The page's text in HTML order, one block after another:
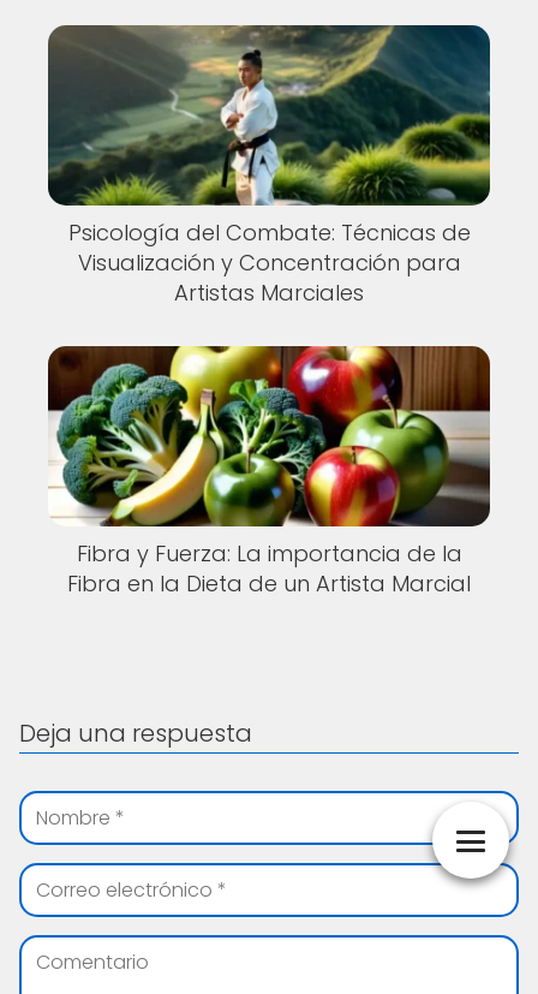
Psicología del Combate: Técnicas de
Visualización y Concentración para
Artistas Marciales
Fibra y Fuerza: La importancia de la
Fibra en la Dieta de un Artista Marcial
Deja una respuesta